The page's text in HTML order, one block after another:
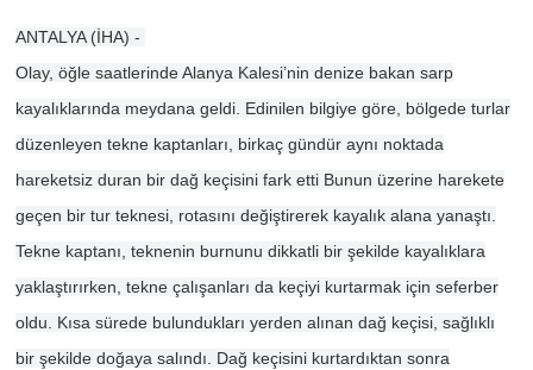
ANTALYA (İHA) -
Olay, öğle saatlerinde Alanya Kalesi’nin denize bakan sarp
kayalıklarında meydana geldi. Edinilen bilgiye göre, bölgede turlar
düzenleyen tekne kaptanları, birkaç gündür aynı noktada
hareketsiz duran bir dağ keçisini fark etti Bunun üzerine harekete
geçen bir tur teknesi, rotasını değiştirerek kayalık alana yanaştı.
Tekne kaptanı, teknenin burnunu dikkatli bir şekilde kayalıklara
yaklaştırırken, tekne çalışanları da keçiyi kurtarmak için seferber
oldu. Kısa sürede bulundukları yerden alınan dağ keçisi, sağlıklı
bir şekilde doğaya salındı. Dağ keçisini kurtardıktan sonra